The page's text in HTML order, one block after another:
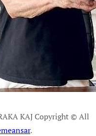
KAJ Copyright © All
.